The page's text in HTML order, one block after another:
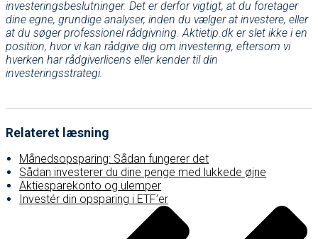
investeringsbeslutninger. Det er derfor vigtigt, at du foretager
dine egne, grundige analyser, inden du vælger at investere, eller
at du søger professionel rådgivning. Aktietip.dk er slet ikke i en
position, hvor vi kan rådgive dig om investering, eftersom vi
hverken har rådgiverlicens eller kender til din
investeringsstrategi.
Relateret læsning
Månedsopsparing: Sådan fungerer det
Sådan investerer du dine penge med lukkede øjne
Aktiesparekonto og ulemper
Investér din opsparing i ETF’er